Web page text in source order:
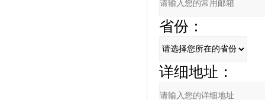
省份：
详细地址：